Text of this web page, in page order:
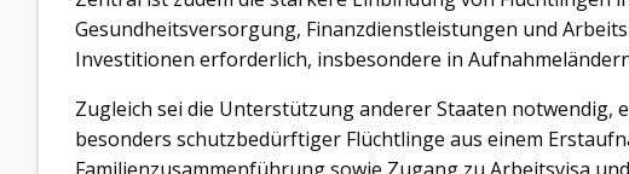
Gesundheitsversorgung, Finanzdienstleistungen und
Investitionen erforderlich, insbesondere in
Zugleich sei die Unterstützung anderer Staaten notwendig,
besonders schutzbedürftiger Flüchtlinge aus einem
Familienzusammenführung sowie Zugang zu Arbeitsvisa